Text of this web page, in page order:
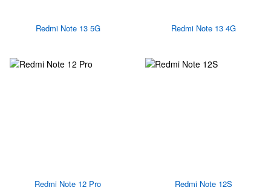
Redmi Note 13 5G Redmi Note 13 4G
Redmi Note 12 Pro Redmi Note 12S